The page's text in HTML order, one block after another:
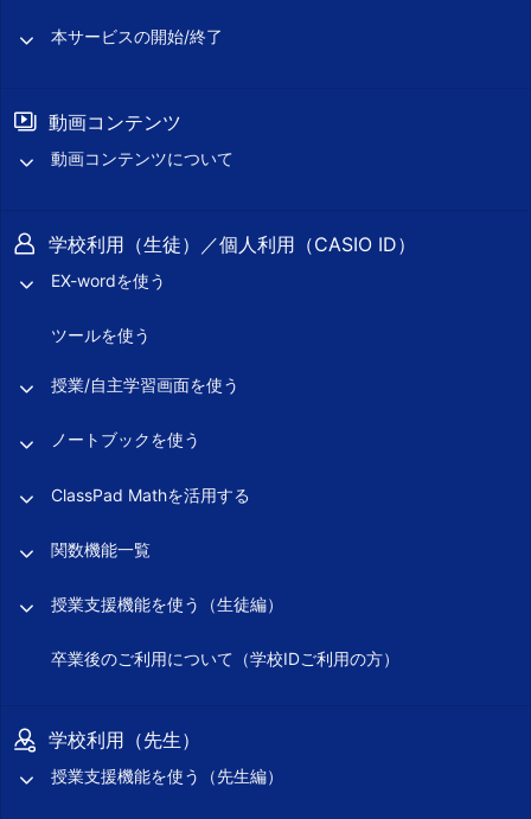
本サービスの開始/終了
動画コンテンツ
動画コンテンツについて
学校利用（生徒）／個人利用（CASIO ID）
EX-wordを使う
ツールを使う
授業/自主学習画面を使う
ノートブックを使う
ClassPad Mathを活用する
関数機能一覧
授業支援機能を使う（生徒編）
卒業後のご利用について（学校IDご利用の方）
学校利用（先生）
授業支援機能を使う（先生編）